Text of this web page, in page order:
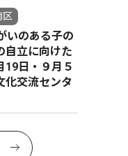
区
のある子の
自立に向けた
日・９月５
化交流センタ